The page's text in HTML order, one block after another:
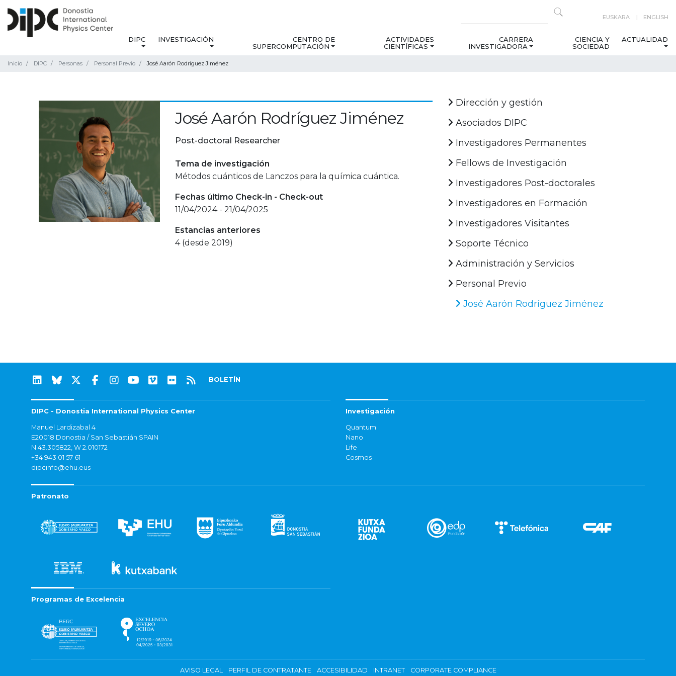
EUSKARA ENGLISH
DIPC INVESTIGACIÓN
CENTRO DE
SUPERCOMPUTACIÓN
ACTIVIDADES
CIENTÍFICAS
CARRERA
INVESTIGADORA
CIENCIA Y
SOCIEDAD
ACTUALIDAD
Inicio DIPC Personas Personal Previo José Aarón Rodríguez Jiménez
José Aarón Rodríguez Jiménez
Post-doctoral Researcher
Tema de investigación
Métodos cuánticos de Lanczos para la química cuántica.
Fechas último Check-in - Check-out
11/04/2024 - 21/04/2025
Estancias anteriores
4 (desde 2019)
Dirección y gestión
Asociados DIPC
Investigadores Permanentes
Fellows de Investigación
Investigadores Post-doctorales
Investigadores en Formación
Investigadores Visitantes
Soporte Técnico
Administración y Servicios
Personal Previo
José Aarón Rodríguez Jiménez
BOLETÍN
DIPC - Donostia International Physics Center
Manuel Lardizabal 4
E20018 Donostia / San Sebastián SPAIN
N 43.305822, W 2.010172
+34 943 01 57 61
dipcinfo@ehu.eus
Investigación
Quantum
Nano
Life
Cosmos
Patronato
Programas de Excelencia
AVISO LEGAL PERFIL DE CONTRATANTE ACCESIBILIDAD INTRANET CORPORATE COMPLIANCE